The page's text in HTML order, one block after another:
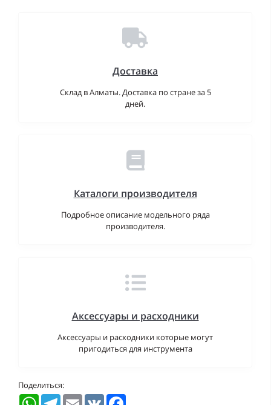
Доставка
Склад в Алматы. Доставка по стране за 5
дней.
Каталоги производителя
Подробное описание модельного ряда
производителя.
Аксессуары и расходники
Аксессуары и расходники которые могут
пригодиться для инструмента
Поделиться:
WhatsAppTelegramEmail VK